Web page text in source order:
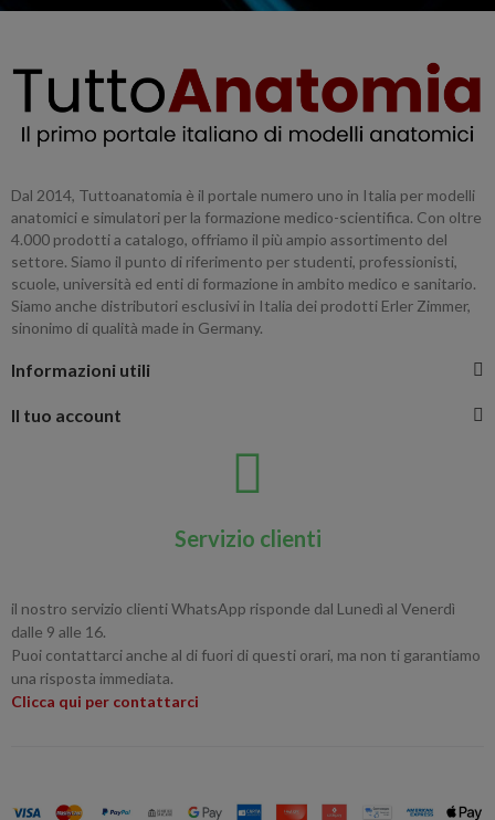
Dal 2014, Tuttoanatomia è il portale numero uno in Italia per modelli
anatomici e simulatori per la formazione medico-scientifica. Con oltre
4.000 prodotti a catalogo, offriamo il più ampio assortimento del
settore. Siamo il punto di riferimento per studenti, professionisti,
scuole, università ed enti di formazione in ambito medico e sanitario.
Siamo anche distributori esclusivi in Italia dei prodotti Erler Zimmer,
sinonimo di qualità made in Germany.
Informazioni utili
Il tuo account
Servizio clienti
il nostro servizio clienti WhatsApp risponde dal Lunedì al Venerdì
dalle 9 alle 16.
Puoi contattarci anche al di fuori di questi orari, ma non ti garantiamo
una risposta immediata.
Clicca qui per contattarci